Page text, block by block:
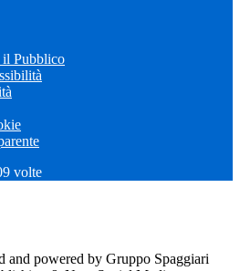
Pubblico
volte
and powered by Gruppo Spaggiari